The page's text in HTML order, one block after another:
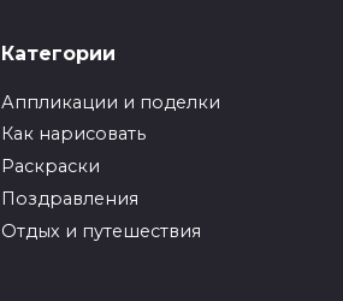
Категории
Аппликации и поделки
Как нарисовать
Раскраски
Поздравления
Отдых и путешествия